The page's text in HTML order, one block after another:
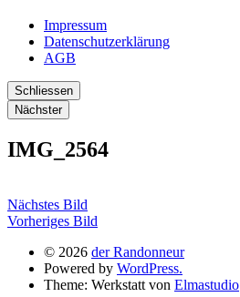
Impressum
Datenschutzerklärung
AGB
Schliessen
Nächster
IMG_2564
Nächstes Bild
Vorheriges Bild
© 2026 der Randonneur
Powered by WordPress.
Theme: Werkstatt von Elmastudio